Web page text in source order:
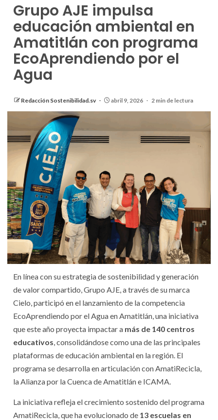
Grupo AJE impulsa
educación ambiental en
Amatitlán con programa
EcoAprendiendo por el
Agua
Redacción Sostenibilidad.sv abril 9, 2026 2 min de lectura
En línea con su estrategia de sostenibilidad y generación
de valor compartido, Grupo AJE, a través de su marca
Cielo, participó en el lanzamiento de la competencia
EcoAprendiendo por el Agua en Amatitlán, una iniciativa
que este año proyecta impactar a más de 140 centros
educativos , consolidándose como una de las principales
plataformas de educación ambiental en la región. El
programa se desarrolla en articulación con AmatiRecicla,
la Alianza por la Cuenca de Amatitlán e ICAMA.
La iniciativa refleja el crecimiento sostenido del programa
AmatiRecicla, que ha evolucionado de 13 escuelas en